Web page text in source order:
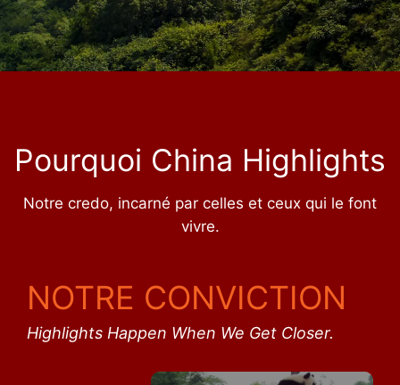
Pourquoi China Highlights
Notre credo, incarné par celles et ceux qui le font
vivre.
NOTRE CONVICTION
Highlights Happen When We Get Closer.